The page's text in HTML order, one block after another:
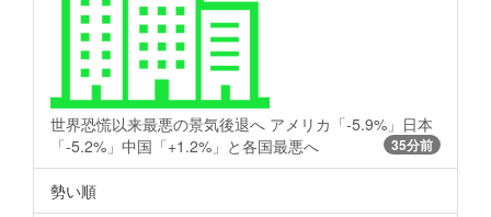
世界恐慌以来最悪の景気後退へ アメリカ「-5.9%」日本
「-5.2%」中国「+1.2%」と各国最悪へ
35分前
勢い順